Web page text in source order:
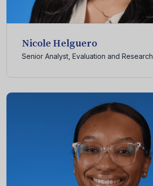
Nicole Helguero
Senior Analyst, Evaluation and Research